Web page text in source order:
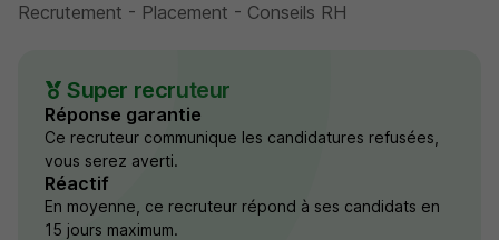
Recrutement - Placement - Conseils RH
Super recruteur
Réponse garantie
Ce recruteur communique les candidatures refusées,
vous serez averti.
Réactif
En moyenne, ce recruteur répond à ses candidats en
15 jours maximum.